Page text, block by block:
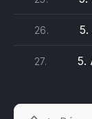
26. 5.
27. 5.